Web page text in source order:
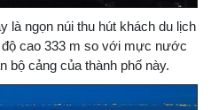
là ngọn núi thu hút khách du lịch
cao 333 m so với mực nước
bộ cảng của thành phố này.